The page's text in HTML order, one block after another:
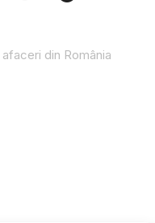
din România